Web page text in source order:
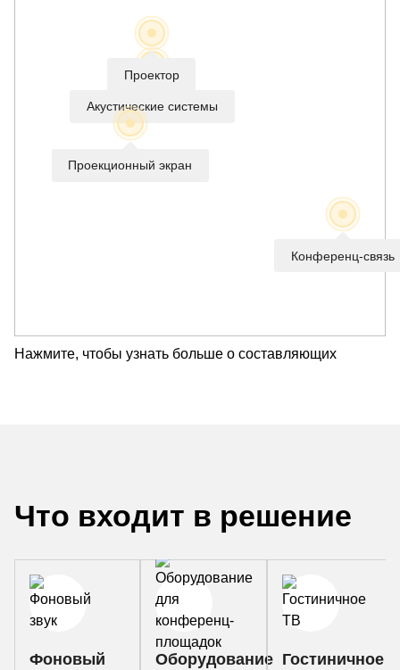
Акустические системы
Конференц-связь
Проектор
Проекционный экран
Нажмите, чтобы узнать больше о составляющих
Что входит в решение
Фоновый Оборудование Гостиничное